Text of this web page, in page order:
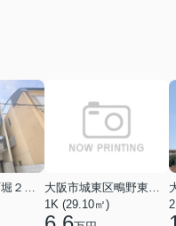
1K (29.10㎡)